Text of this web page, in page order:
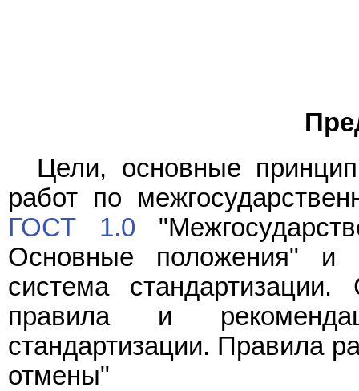
Цели, основные
работ по
ГОСТ 1.0
Основные положения" и
система стандартизации.
правила и
стандартизации. Правила
отмены"